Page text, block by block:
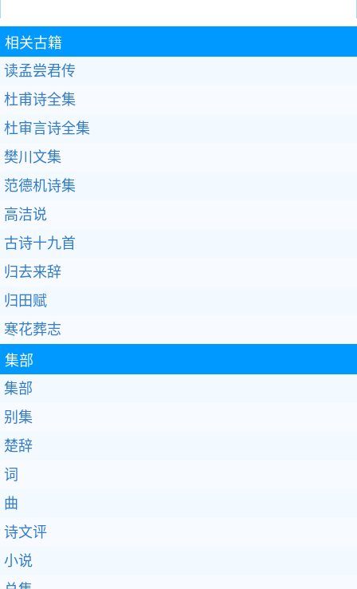
相关古籍
读孟尝君传
杜甫诗全集
杜审言诗全集
樊川文集
范德机诗集
高洁说
古诗十九首
归去来辞
归田赋
寒花葬志
集部
集部
别集
楚辞
词
曲
诗文评
小说